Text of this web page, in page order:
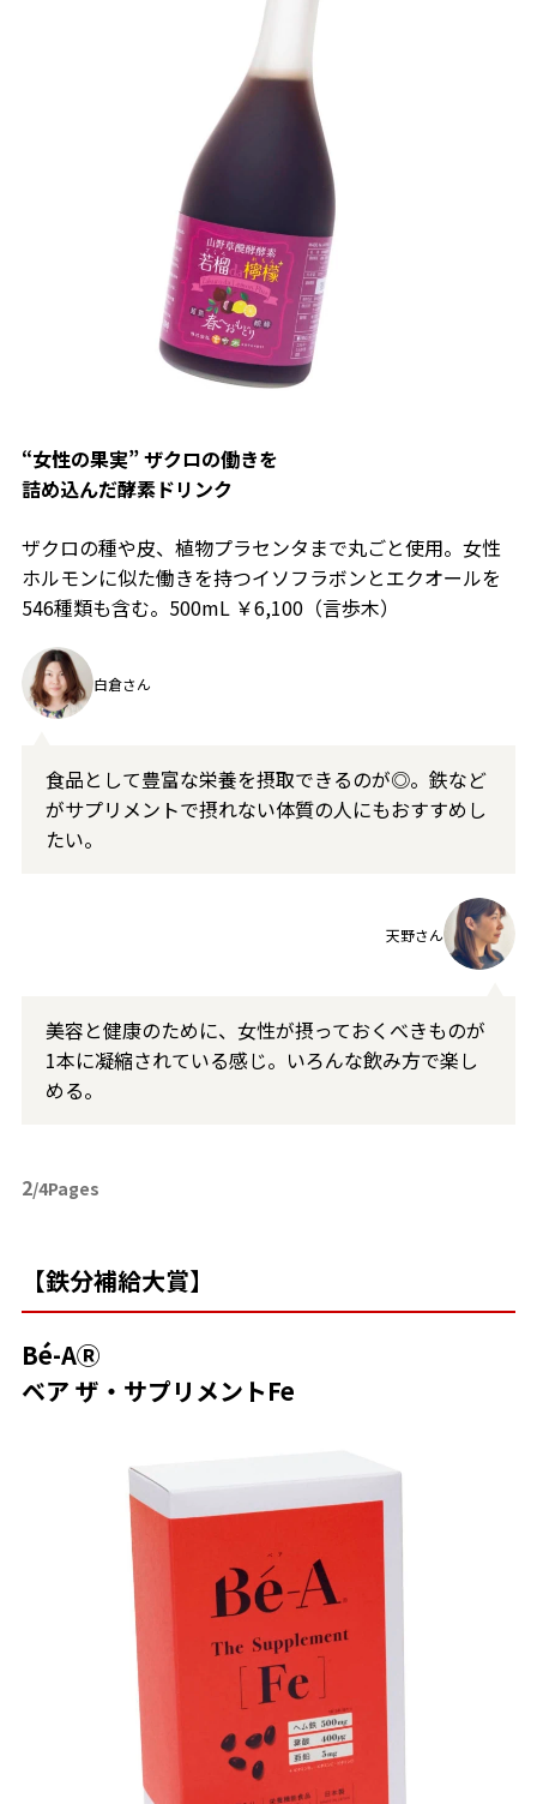
“女性の果実” ザクロの働きを
詰め込んだ酵素ドリンク
ザクロの種や皮、植物プラセンタまで丸ごと使用。女性
ホルモンに似た働きを持つイソフラボンとエクオールを
546種類も含む。500mL ￥6,100（言歩木）
白倉さん
食品として豊富な栄養を摂取できるのが◎。鉄など
がサプリメントで摂れない体質の人にもおすすめし
たい。
天野さん
美容と健康のために、女性が摂っておくべきものが
1本に凝縮されている感じ。いろんな飲み方で楽し
める。
2/4Pages
【鉄分補給大賞】
Bé-AⓇ
ベア ザ・サプリメントFe